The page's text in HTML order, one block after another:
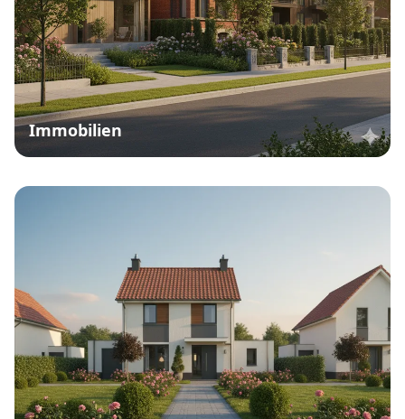
Immobilien